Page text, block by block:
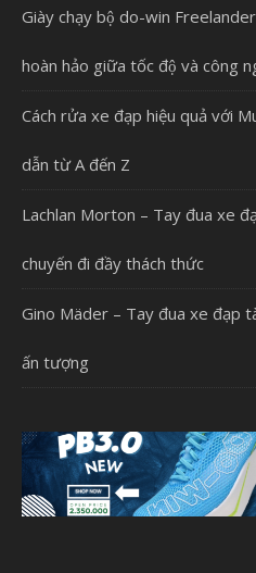
Giày chạy bộ do-win
hoàn hảo giữa tốc độ và công
Cách rửa xe đạp hiệu quả với
dẫn từ A đến Z
Lachlan Morton – Tay đua xe
chuyến đi đầy thách thức
Gino Mäder – Tay đua xe đạp
ấn tượng